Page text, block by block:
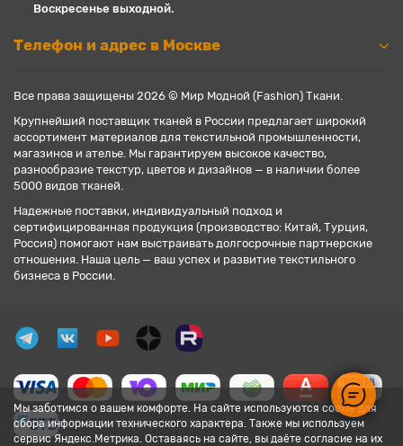
Мы заботимся о вашем комфорте. На сайте используются cookie для
сбора информации технического характера. Также мы используем
сервис Яндекс.Метрика. Оставаясь на сайте, вы даёте согласие на их
Воскресенье выходной.
Телефон и адрес в Москве
Все права защищены 2026 © Мир Модной (Fashion) Ткани.
Крупнейший поставщик тканей в России предлагает широкий
ассортимент материалов для текстильной промышленности,
магазинов и ателье. Мы гарантируем высокое качество,
разнообразие текстур, цветов и дизайнов — в наличии более
5000 видов тканей.
Надежные поставки, индивидуальный подход и
сертифицированная продукция (производство: Китай, Турция,
Россия) помогают нам выстраивать долгосрочные партнерские
отношения. Наша цель — ваш успех и развитие текстильного
бизнеса в России.